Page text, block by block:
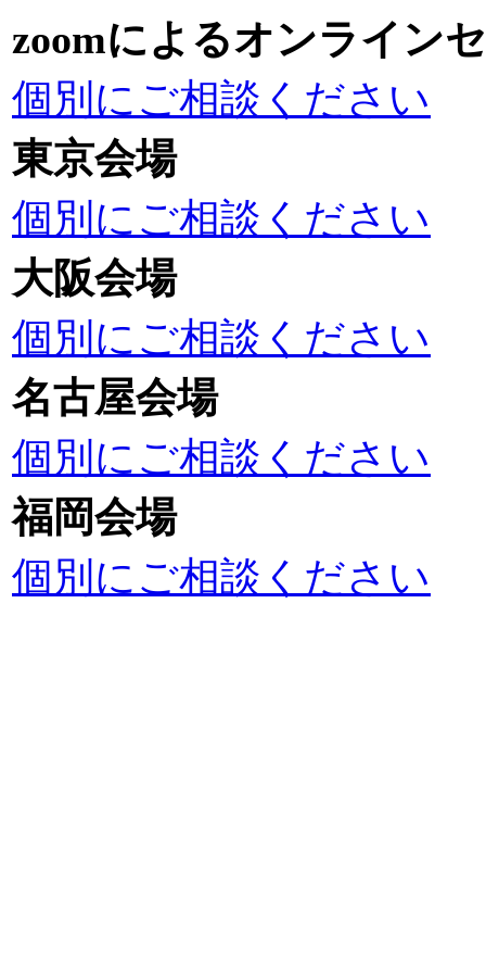
zoomによるオンライン
個別にご相談ください
東京会場
個別にご相談ください
大阪会場
個別にご相談ください
名古屋会場
個別にご相談ください
福岡会場
個別にご相談ください